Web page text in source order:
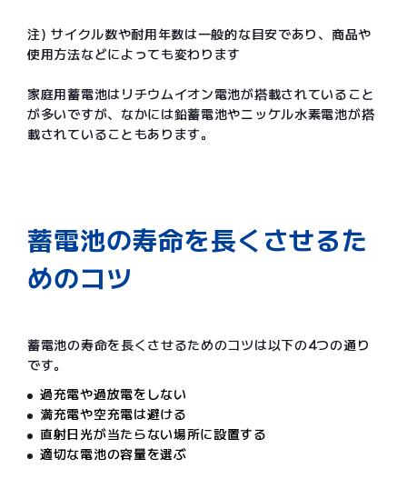
注) サイクル数や耐用年数は一般的な目安であり、商品や
使用方法などによっても変わります
家庭用蓄電池はリチウムイオン電池が搭載されていること
が多いですが、なかには鉛蓄電池やニッケル水素電池が搭
載されていることもあります。
蓄電池の寿命を長くさせるた
めのコツ
蓄電池の寿命を長くさせるためのコツは以下の4つの通り
です。
過充電や過放電をしない
満充電や空充電は避ける
直射日光が当たらない場所に設置する
適切な電池の容量を選ぶ